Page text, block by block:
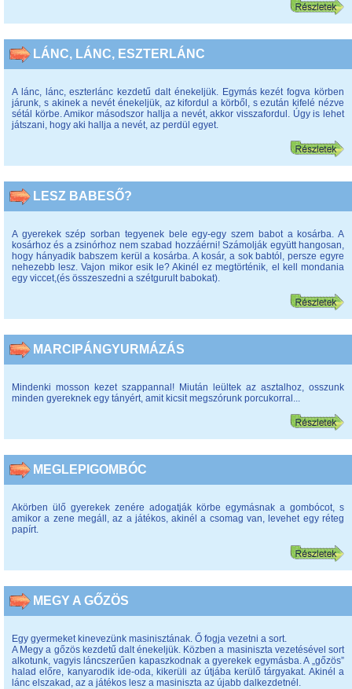
LÁNC, LÁNC, ESZTERLÁNC
A lánc, lánc, eszterlánc kezdetű dalt énekeljük. Egymás kezét fogva körben
járunk, s akinek a nevét énekeljük, az kifordul a körből, s ezután kifelé nézve
sétál körbe. Amikor másodszor hallja a nevét, akkor visszafordul. Úgy is lehet
játszani, hogy aki hallja a nevét, az perdül egyet.
LESZ BABESŐ?
A gyerekek szép sorban tegyenek bele egy-egy szem babot a kosárba. A
kosárhoz és a zsinórhoz nem szabad hozzáérni! Számolják együtt hangosan,
hogy hányadik babszem kerül a kosárba. A kosár, a sok babtól, persze egyre
nehezebb lesz. Vajon mikor esik le? Akinél ez megtörténik, el kell mondania
egy viccet,(és összeszedni a szétgurult babokat).
MARCIPÁNGYURMÁZÁS
Mindenki mosson kezet szappannal! Miután leültek az asztalhoz, osszunk
minden gyereknek egy tányért, amit kicsit megszórunk porcukorral...
MEGLEPIGOMBÓC
Akörben ülő gyerekek zenére adogatják körbe egymásnak a gombócot, s
amikor a zene megáll, az a játékos, akinél a csomag van, levehet egy réteg
papírt.
MEGY A GŐZÖS
Egy gyermeket kinevezünk masinisztának. Ő fogja vezetni a sort.
A Megy a gőzös kezdetű dalt énekeljük. Közben a masiniszta vezetésével sort
alkotunk, vagyis láncszerűen kapaszkodnak a gyerekek egymásba. A „gőzös”
halad előre, kanyarodik ide-oda, kikerüli az útjába kerülő tárgyakat. Akinél a
lánc elszakad, az a játékos lesz a masiniszta az újabb dalkezdetnél.